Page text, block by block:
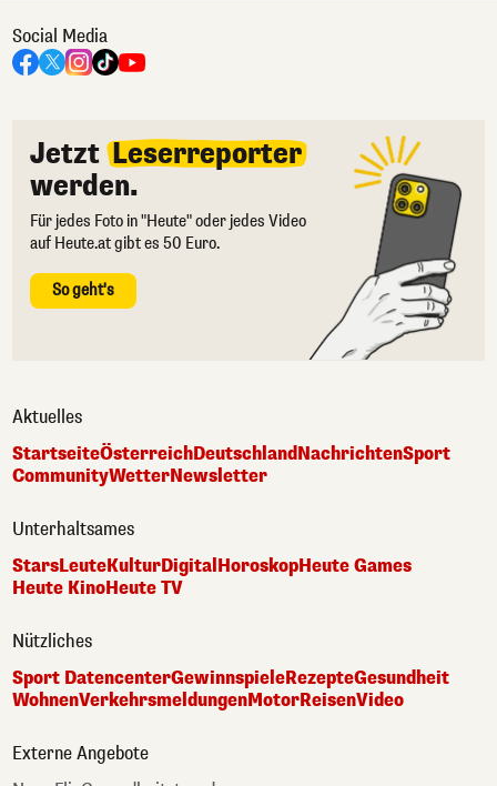
Social Media
Jetzt Leserreporter
werden.
Für jedes Foto in "Heute" oder jedes Video
auf Heute.at gibt es 50 Euro.
So geht's
Aktuelles
StartseiteÖsterreichDeutschlandNachrichtenSport
CommunityWetterNewsletter
Unterhaltsames
StarsLeuteKulturDigital HoroskopHeute Games
Heute KinoHeute TV
Nützliches
Sport DatencenterGewinnspieleRezepteGesundheit
WohnenVerkehrsmeldungenMotorReisenVideo
Externe Angebote